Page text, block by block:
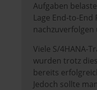
Aufgaben
Lage End-to-
nachzuverfolgen
Viele S/4HANA-
wurden trotz
bereits
Jedoch sollte